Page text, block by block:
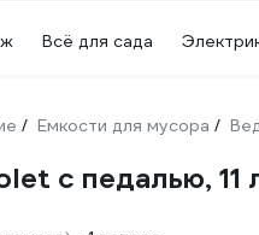
Всё для сада
/ Емкости для мусора /
с педалью, 11